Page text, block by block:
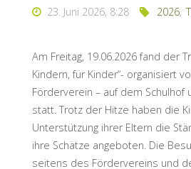
23. Juni 2026, 8:28 2026,
Am Freitag, 19.06.2026 fand der
Kindern, für Kinder“- organisiert
Förderverein – auf dem Schulhof
statt. Trotz der Hitze haben die
Unterstützung ihrer Eltern die
ihre Schätze angeboten. Die
seitens des Fördervereins und